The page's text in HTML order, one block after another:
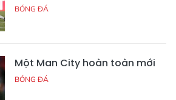
BÓNG ĐÁ
Một Man City hoàn toàn mới
BÓNG ĐÁ